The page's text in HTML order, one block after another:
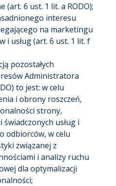
(art. 6 ust. 1 lit. a RODO);
interesu
na marketingu
i usług (art. 6 ust. 1 lit. f
pozostałych
Administratora
to jest: w celu
i obrony roszczeń,
strony,
usług i
odbiorców, w celu
związanej z
i analizy ruchu
dla optymalizacji
;